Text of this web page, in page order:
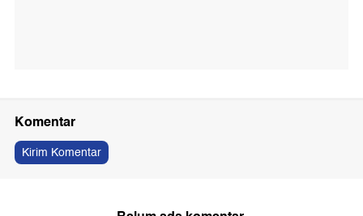
Komentar
Kirim Komentar